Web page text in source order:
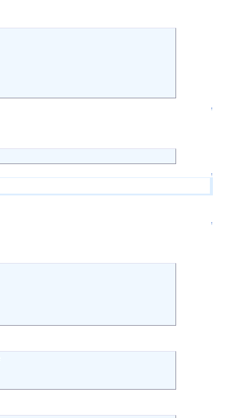
↑
↑
↑